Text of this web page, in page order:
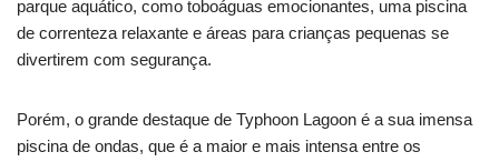
parque aquático, como toboáguas emocionantes, uma piscina
de correnteza relaxante e áreas para crianças pequenas se
divertirem com segurança.
Porém, o grande destaque de Typhoon Lagoon é a sua imensa
piscina de ondas, que é a maior e mais intensa entre os